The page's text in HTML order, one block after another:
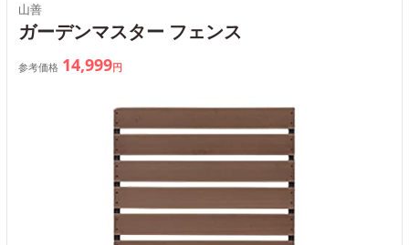
山善
ガーデンマスター フェンス
参考価格 14,999円